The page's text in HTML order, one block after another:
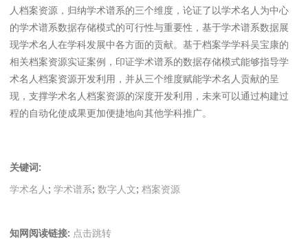
人档案资源，归纳学术谱系的三个维度，论证了以学术名人为中心
的学术谱系数据存储模式的可行性与重要性，基于学术谱系数据展
现学术名人在学科发展中各方面的贡献。基于档案学学科吴宝康的
相关档案资源实证案例，印证学术谱系的数据存储模式能够指导学
术名人档案资源开发利用，并从三个维度赋能学术名人贡献的呈
现，支撑学术名人档案资源的深度开发利用，未来可以通过构建过
程的自动化使成果更加便捷地向其他学科推广。
关键词:
学术名人 ;学术谱系;数字人文;档案资源
知网阅读链接: 点击跳转